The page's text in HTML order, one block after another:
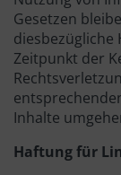
Gesetzen
diesbezügliche
Zeitpunkt der
Inhalte
Haftung für